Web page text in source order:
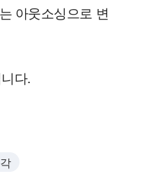
아웃소싱으로 변
다.